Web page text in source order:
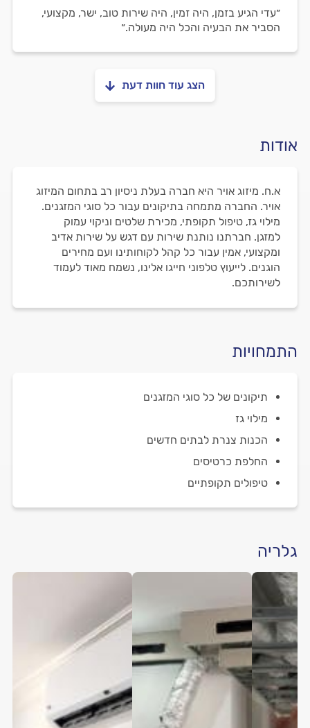
״עדי הגיע בזמן, היה זמין, היה שירות טוב, ישר, מקצועי,
הסביר את הבעיה והכל היה מעולה.״
הצג עוד חוות דעת
אודות
א.ח. מיזוג אויר היא חברה בעלת ניסיון רב בתחום המיזוג
אויר. החברה מתמחה בתיקונים עבור כל סוגי המזגנים.
מילוי גז, טיפול תקופתי, מכירת שלטים וניקוי עמוק
למזגן. חברתנו נותנת שירות עם דגש על שירות אדיב
ומקצועי, אמין עבור כל קהל לקוחותינו ועם מחירים
הוגנים. לייעוץ טלפוני חייגו אלינו, נשמח מאוד לעמוד
לשירותכם.
התמחויות
תיקונים של כל סוגי המזגנים
מילוי גז
הכנות צנרת לבתים חדשים
החלפת כרטיסים
טיפולים תקופתיים
גלריה